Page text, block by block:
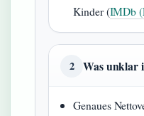
Kinder (IMDb
2 Was unklar
Genaues